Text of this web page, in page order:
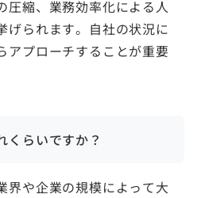
圧縮、業務効率化による人
げられます。自社の状況に
アプローチすることが重要
くらいですか？
界や企業の規模によって大